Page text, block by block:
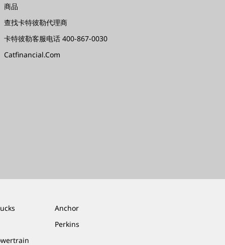
商品
查找卡特彼勒代理商
卡特彼勒客服电话 400-867-0030
Catfinancial.com
Anchor
Perkins